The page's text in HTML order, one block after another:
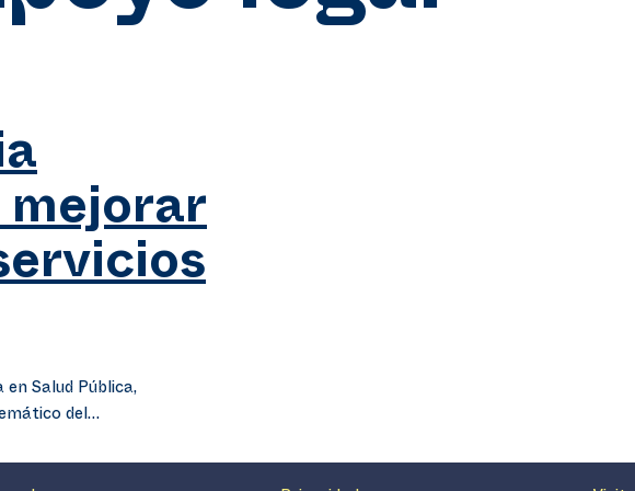
mejorar
en Salud Pública,
del…